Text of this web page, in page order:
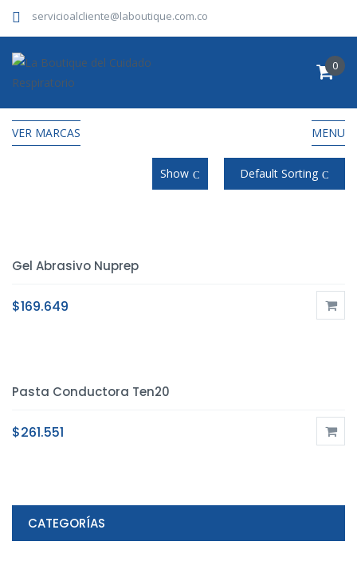
servicioalcliente@laboutique.com.co
0
VER MARCAS MENU
CATEGORÍAS
Default Sorting
Show
Gel Abrasivo Nuprep
$169.649
Pasta Conductora Ten20
$261.551